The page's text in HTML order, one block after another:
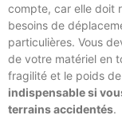
compte, car elle doit
besoins de
particulières. Vous
de votre matériel en
fragilité et le poids
indispensable si
terrains accidentés.